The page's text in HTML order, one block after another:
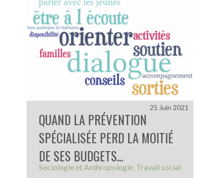
QUAND LA PRÉVENTION
SPÉCIALISÉE PERD LA MOITIÉ
DE SES BUDGETS…
Sociologie et Anthropologie Travail social
25 Juin 2021